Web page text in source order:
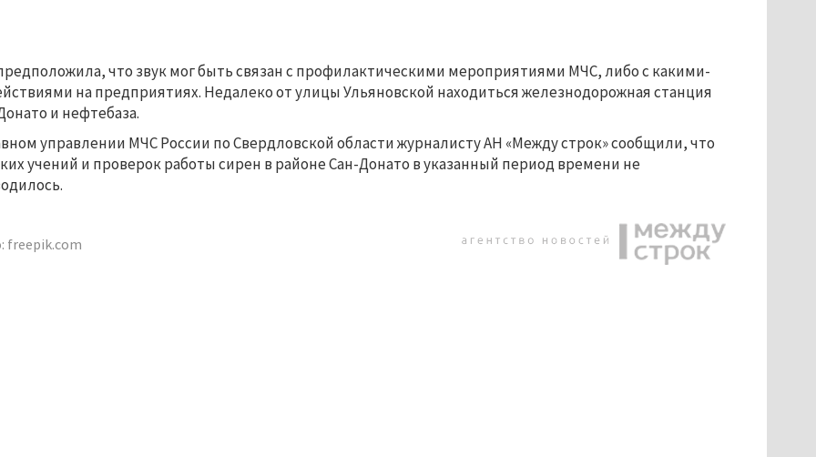
что звук мог быть связан с профилактическими мероприятиями МЧС, либо с какими-
на предприятиях. Недалеко от улицы Ульяновской находиться железнодорожная станция
и нефтебаза.
управлении МЧС России по Свердловской области журналисту АН «Между строк» сообщили, что
учений и проверок работы сирен в районе Сан-Донато в указанный период времени не
freepik.com